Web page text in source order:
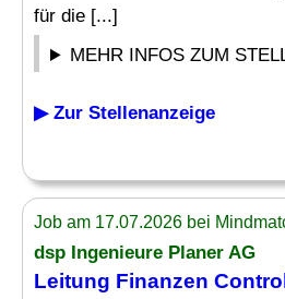
für die [...]
MEHR INFOS ZUM
▶ Zur Stellenanzeige
Job am 17.07.2026 bei
dsp Ingenieure Planer AG
Leitung Finanzen